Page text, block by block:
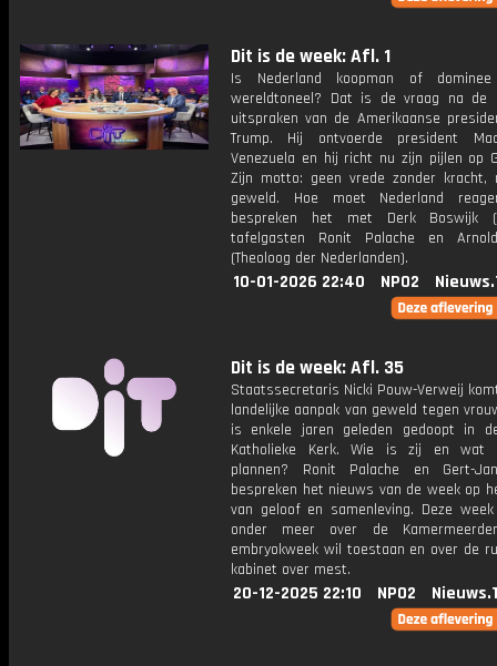
Dit is de week: Afl. 1
Is Nederland koopman of
wereldtoneel? Dat is de vraag na de
uitspraken van de Amerikaanse
Trump. Hij ontvoerde president
Venezuela en hij richt nu zijn pijlen op
Zijn motto: geen vrede zonder kracht,
geweld. Hoe moet Nederland
bespreken het met Derk Boswijk
tafelgasten Ronit Palache en
(Theoloog der Nederlanden).
10-01-2026 22:40 NPO2
Dit is de week: Afl. 35
Staatssecretaris Nicki Pouw-Verweij
landelijke aanpak van geweld tegen
is enkele jaren geleden gedoopt in
Katholieke Kerk. Wie is zij en wat
plannen? Ronit Palache en Gert-
bespreken het nieuws van de week op
van geloof en samenleving. Deze
onder meer over de
embryokweek wil toestaan en over de
kabinet over mest.
20-12-2025 22:10 NPO2